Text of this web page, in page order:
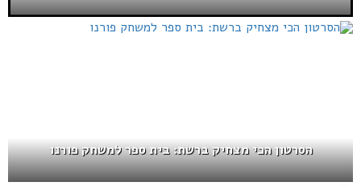
הסרטון הכי מצחיק ברשת: בית ספר למשחק פורנו